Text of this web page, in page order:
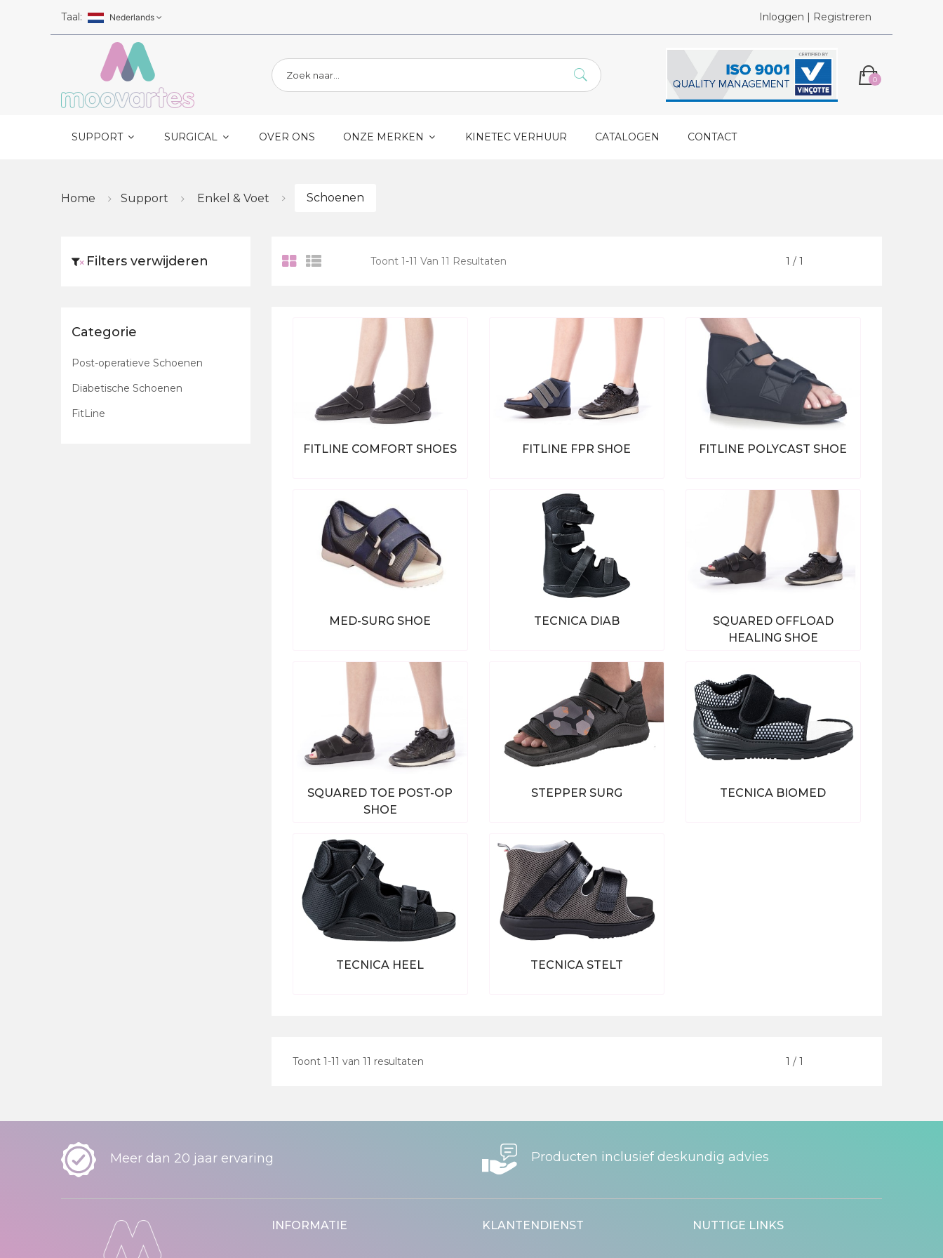
Taal: Nederlands Inloggen | Registreren
0
SUPPORT SURGICAL OVER ONS ONZE MERKEN KINETEC VERHUUR CATALOGEN CONTACT
Home Support Enkel & Voet Schoenen
× Filters verwijderen
Categorie
Post-operatieve Schoenen
Diabetische Schoenen
FitLine
Toont 1-11 Van 11 Resultaten 1 / 1
FITLINE COMFORT SHOES FITLINE FPR SHOE
Bekijk alle producten
FITLINE POLYCAST SHOE
Bekijk alle producten
MED-SURG SHOE
Bekijk alle producten
TECNICA DIAB
Bekijk alle producten
SQUARED OFFLOAD
HEALING SHOE
SQUARED TOE POST-OP
SHOE
Bekijk alle producten
STEPPER SURG
Bekijk alle producten
TECNICA BIOMED
TECNICA HEEL TECNICA STELT
Toont 1-11 van 11 resultaten 1 / 1
Meer dan 20 jaar ervaring Producten inclusief deskundig advies
INFORMATIE KLANTENDIENST NUTTIGE LINKS